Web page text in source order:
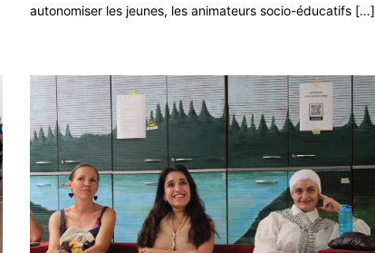
autonomiser les jeunes, les animateurs socio-éducatifs […]